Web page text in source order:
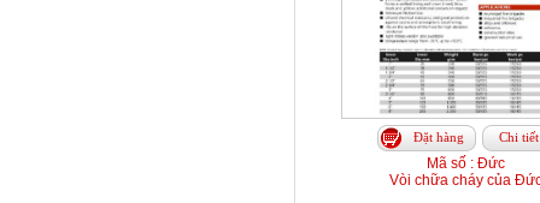
Đặt hàng Chi tiết
Mã số : Đức
Vòi chữa cháy của